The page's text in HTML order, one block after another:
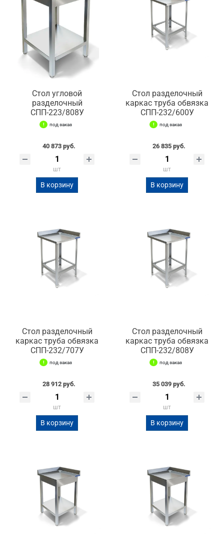
Стол угловой
разделочный
СПП-223/808У
под заказ
40 873 руб.
шт
В корзину
Стол разделочный
каркас труба обвязка
СПП-232/600У
под заказ
26 835 руб.
шт
В корзину
Стол разделочный
каркас труба обвязка
СПП-232/707У
под заказ
28 912 руб.
шт
В корзину
Стол разделочный
каркас труба обвязка
СПП-232/808У
под заказ
35 039 руб.
шт
В корзину